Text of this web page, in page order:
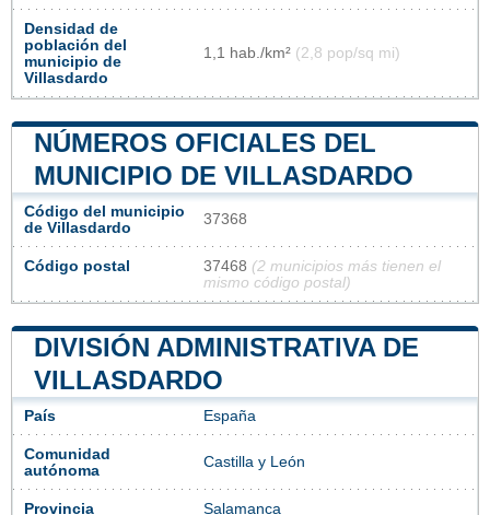
Densidad de
población del
municipio de
Villasdardo
1,1 hab./km² (2,8 pop/sq mi)
NÚMEROS OFICIALES DEL
MUNICIPIO DE VILLASDARDO
Código del municipio
de Villasdardo
37368
Código postal 37468 (2 municipios más tienen el
mismo código postal)
DIVISIÓN ADMINISTRATIVA DE
VILLASDARDO
País España
Comunidad
autónoma
Castilla y León
Provincia Salamanca